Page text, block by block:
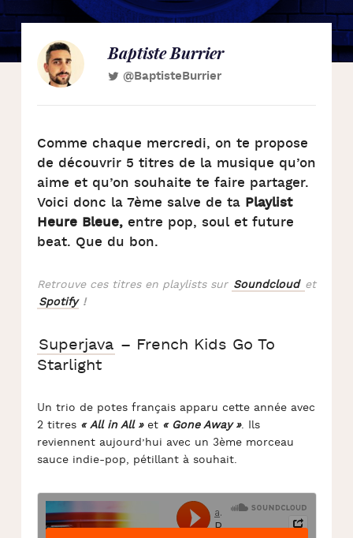
Baptiste Burrier
@BaptisteBurrier
Comme chaque mercredi, on te propose
de découvrir 5 titres de la musique qu’on
aime et qu’on souhaite te faire partager.
Voici donc la 7ème salve de ta Playlist
Heure Bleue,entre pop, soul et future
beat. Que du bon.
Retrouve ces titres en playlists sur Soundcloud et
Spotify!
Superjava – French Kids Go To
Starlight
Un trio de potes français apparu cette année avec
2 titres « All in All »et « Gone Away ». Ils
reviennent aujourd’hui avec un 3ème morceau
sauce indie-pop, pétillant à souhait.